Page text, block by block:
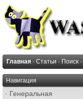
Главная · Статьи · Поиск ·
Навигация
· Генеральная